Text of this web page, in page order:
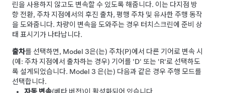
린을 사용하지 않고도 변속할 수 있도록 해줍니다. 이는 다지점 방
향 전환, 주차 지점에서의 후진 출차, 평행 주차 및 유사한 주행 동작
을 도와줍니다. 차량이 변속을 도와주는 경우 터치스크린에 준비 상
태 표시기가 나타납니다.
출차를 선택하면, Model 3은(는) 주차(P)에서 다른 기어로 변속 시
(예: 주차 지점에서 출차하는 경우) 기어를 'D' 또는 'R'로 선택하도
록 설계되었습니다. Model 3 은(는) 다음과 같은 경우 주행 모드를
선택합니다.